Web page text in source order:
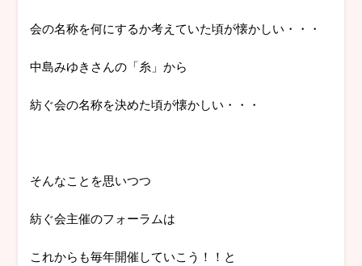
会の名称を何にするか考えていた頃が懐かしい・・・
中島みゆきさんの「糸」から
紡ぐ会の名称を決めた頃が懐かしい・・・
そんなことを思いつつ
紡ぐ会主催のフォーラムは
これからも毎年開催していこう！！と